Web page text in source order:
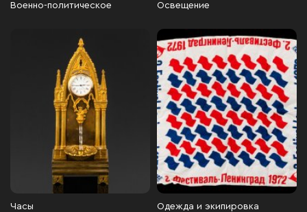
Военно-политическое Освещение
Часы Одежда и экипировка